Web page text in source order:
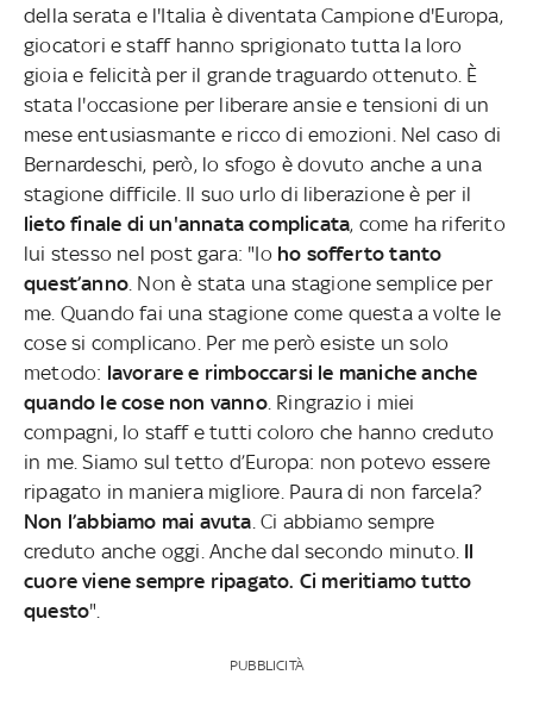
della serata e l'Italia è diventata Campione d'Europa,
giocatori e staff hanno sprigionato tutta la loro
gioia e felicità per il grande traguardo ottenuto. È
stata l'occasione per liberare ansie e tensioni di un
mese entusiasmante e ricco di emozioni. Nel caso di
Bernardeschi, però, lo sfogo è dovuto anche a una
stagione difficile. Il suo urlo di liberazione è per il
lieto finale di un'annata complicata, come ha riferito
lui stesso nel post gara: "Io ho sofferto tanto
quest’anno . Non è stata una stagione semplice per
me. Quando fai una stagione come questa a volte le
cose si complicano. Per me però esiste un solo
metodo: lavorare e rimboccarsi le maniche anche
quando le cose non vanno. Ringrazio i miei
compagni, lo staff e tutti coloro che hanno creduto
in me. Siamo sul tetto d’Europa: non potevo essere
ripagato in maniera migliore. Paura di non farcela?
Non l’abbiamo mai avuta . Ci abbiamo sempre
creduto anche oggi. Anche dal secondo minuto. Il
cuore viene sempre ripagato. Ci meritiamo tutto
questo".
PUBBLICITÀ